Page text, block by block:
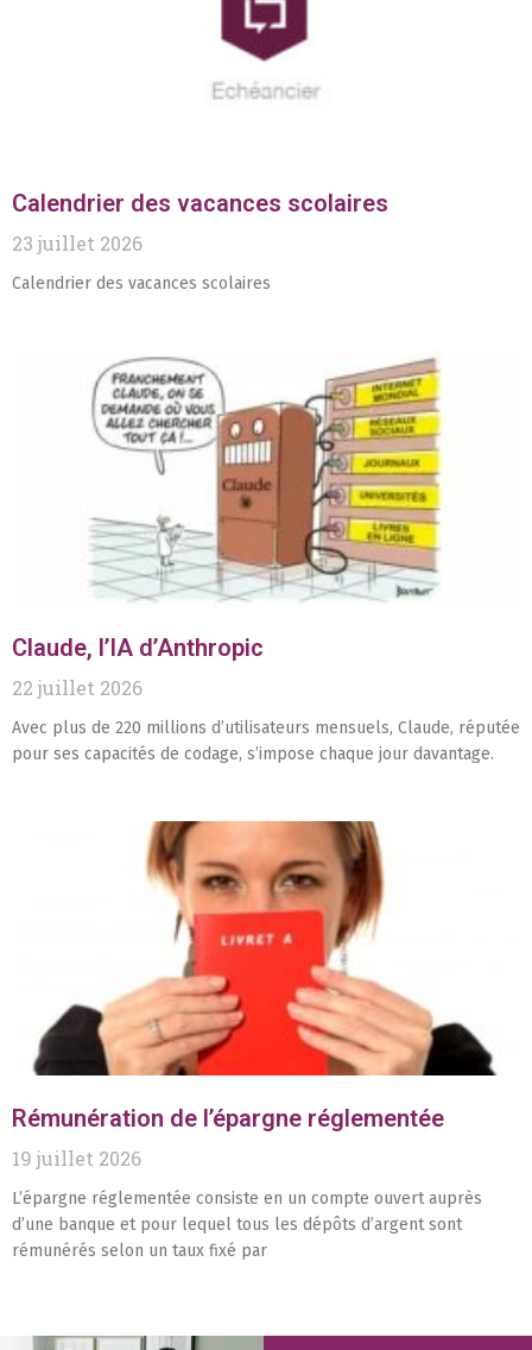
Calendrier des vacances scolaires
23 juillet 2026
Calendrier des vacances scolaires
Claude, l’IA d’Anthropic
22 juillet 2026
Avec plus de 220 millions d’utilisateurs mensuels, Claude, réputée
pour ses capacités de codage, s’impose chaque jour davantage.
Rémunération de l’épargne réglementée
19 juillet 2026
L’épargne réglementée consiste en un compte ouvert auprès
d’une banque et pour lequel tous les dépôts d’argent sont
rémunérés selon un taux fixé par